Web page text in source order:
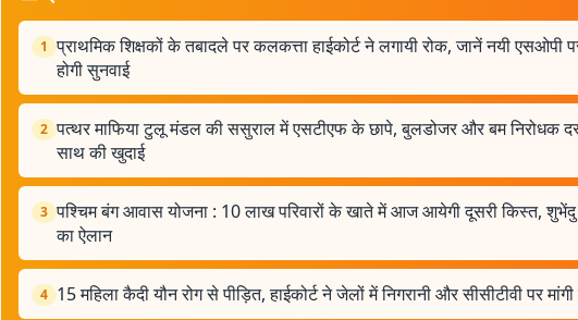
1 प्राथमिक शिक्षकों के तबादले पर कलकत्ता हाईकोर्ट ने लगायी रोक, जानें नयी एसओपी
होगी सुनवाई
2 पत्थर माफिया टुलू मंडल की ससुराल में एसटीएफ के छापे, बुलडोजर और बम निरोधक
साथ की खुदाई
3 पश्चिम बंग आवास योजना : 10 लाख परिवारों के खाते में आज आयेगी दूसरी किस्त, शुभेंदु
का ऐलान
4 15 महिला कैदी यौन रोग से पीड़ित, हाईकोर्ट ने जेलों में निगरानी और सीसीटीवी पर मांगी